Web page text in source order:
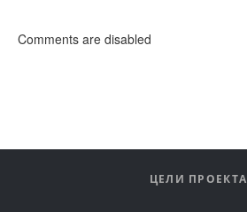
Comments are disabled
ЦЕЛИ ПРОЕКТА